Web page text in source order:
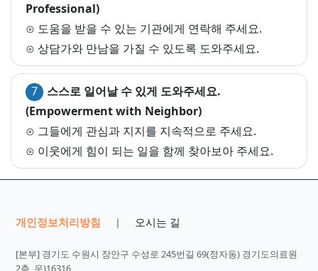
Professional)
⊙ 도움을 받을 수 있는 기관에게 연락해 주세요.
⊙ 상담가와 만남을 가질 수 있도록 도와주세요.
7
스스로 일어날 수 있게 도와주세요.
(Empowerment with Neighbor)
⊙ 그들에게 관심과 지지를 지속적으로 주세요.
⊙ 이웃에게 힘이 되는 일을 함께 찾아보아 주세요.
개인정보처리방침 | 오시는 길
[본부] 경기도 수원시 장안구 수성로 245번길 69(정자동) 경기도의료원
2층 우)16316